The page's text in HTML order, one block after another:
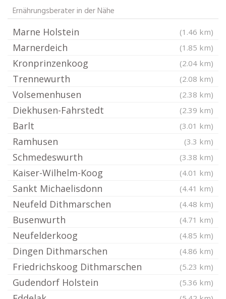
Ernährungsberater in der Nähe
Marne Holstein (1.46 km)
Marnerdeich (1.85 km)
Kronprinzenkoog (2.04 km)
Trennewurth (2.08 km)
Volsemenhusen (2.38 km)
Diekhusen-Fahrstedt (2.39 km)
Barlt (3.01 km)
Ramhusen (3.3 km)
Schmedeswurth (3.38 km)
Kaiser-Wilhelm-Koog (4.01 km)
Sankt Michaelisdonn (4.41 km)
Neufeld Dithmarschen (4.48 km)
Busenwurth (4.71 km)
Neufelderkoog (4.85 km)
Dingen Dithmarschen (4.86 km)
Friedrichskoog Dithmarschen (5.23 km)
Gudendorf Holstein (5.36 km)